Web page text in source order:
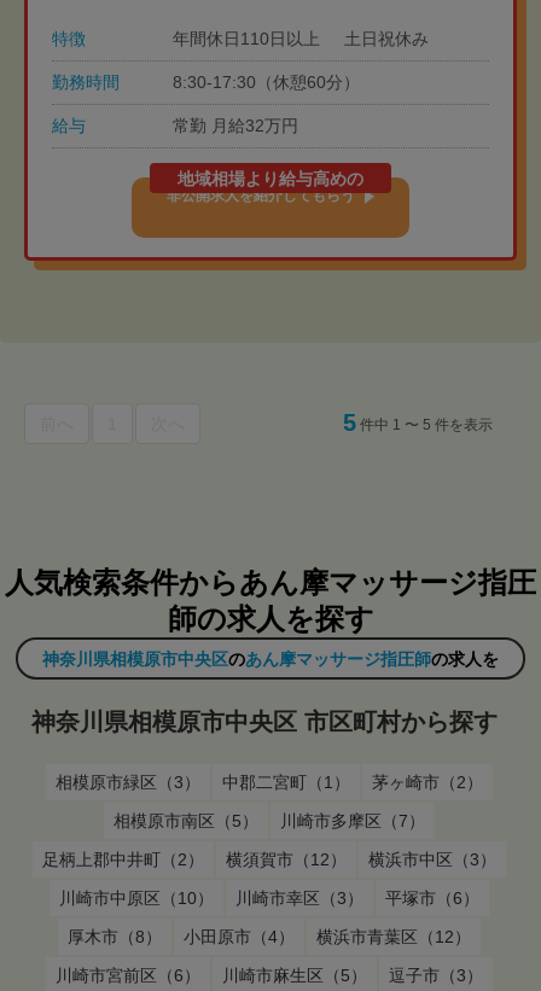
特徴 年間休日110日以上 土日祝休み
勤務時間 8:30-17:30（休憩60分）
給与 常勤 月給32万円
地域相場より給与高めの
非公開求人を紹介してもらう
5 件中 1 〜 5 件を表示
人気検索条件からあん摩マッサージ指圧
師の求人を探す
神奈川県相模原市中央区のあん摩マッサージ指圧師の求人を
神奈川県相模原市中央区 市区町村から探す
相模原市緑区（3） 中郡二宮町（1）
茅ヶ崎市（2）
相模原市南区（5）
川崎市多摩区（7）
足柄上郡中井町（2）
横須賀市（12）
横浜市中区（3）
川崎市中原区（10）
川崎市幸区（3）
平塚市（6）
厚木市（8）
小田原市（4）
横浜市青葉区（12）
川崎市宮前区（6）
川崎市麻生区（5） 逗子市（3）